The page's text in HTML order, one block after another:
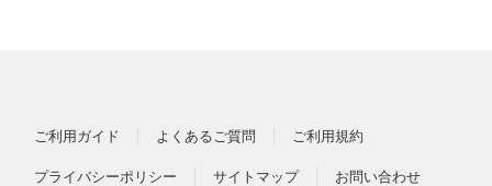
ご利用ガイド よくあるご質問 ご利用規約
プライバシーポリシー サイトマップ お問い合わせ